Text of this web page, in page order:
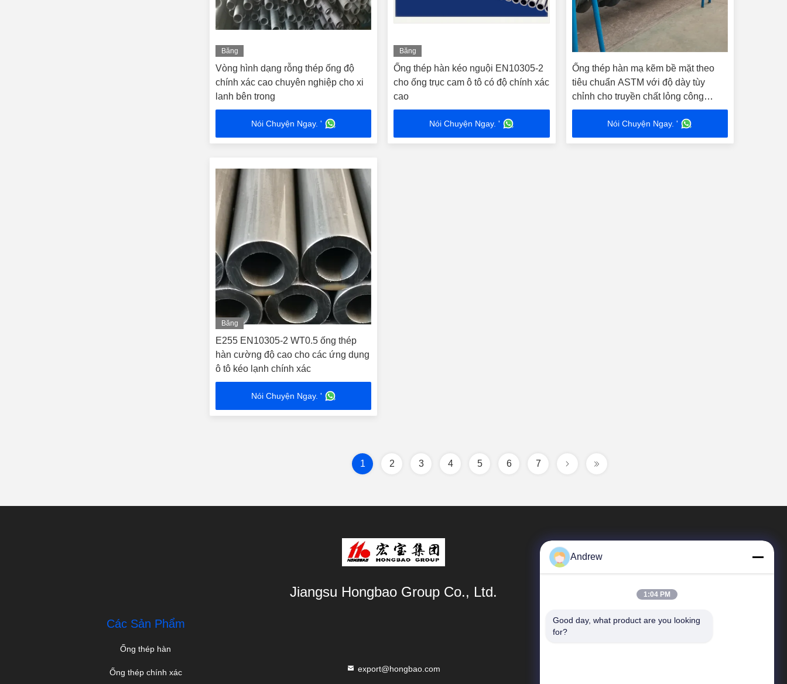
Băng
hình
Vòng hình dạng rỗng thép ống độ
chính xác cao chuyên nghiệp cho xi
lanh bên trong
Nói Chuyện Ngay. '
Băng
Ống thép hàn kéo nguội EN10305-2
cho ống trục cam ô tô có độ chính xác
cao
Nói Chuyện Ngay. '
Ống thép hàn mạ kẽm bề mặt theo
tiêu chuẩn ASTM với độ dày tùy
chỉnh cho truyền chất lỏng công
nghiệp
Nói Chuyện Ngay. '
Băng
hình
E255 EN10305-2 WT0.5 ống thép
hàn cường độ cao cho các ứng dụng
ô tô kéo lạnh chính xác
Nói Chuyện Ngay. '
1 2 3 4 5 6 7
Jiangsu Hongbao Group Co., Ltd.
Các Sản Phẩm
Ống thép hàn
Ống thép chính xác export@hongbao.com
Liên Kết Nhanh
Andrew
1:04 PM
Good day, what product are you looking
for?